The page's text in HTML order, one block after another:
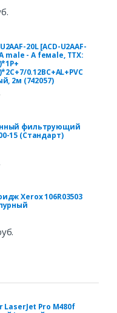
20L [ACD-U2AAF-
A male - A feмale, ТТХ:
0.12BC+AL+PVC
2м (742057)
фильтрующий
15 (Стандарт)
Xerox 106R03503
LaserJet Pro M480f